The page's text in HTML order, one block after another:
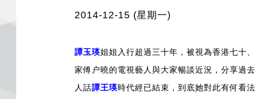
2014-12-15 (星期一)
譚玉瑛姐姐入行超過三十年，被視為香港七十
家傅户曉的電視藝人與大家暢談近況，分享過
人話譚王瑛時代經已結束，到底她對此有何看法